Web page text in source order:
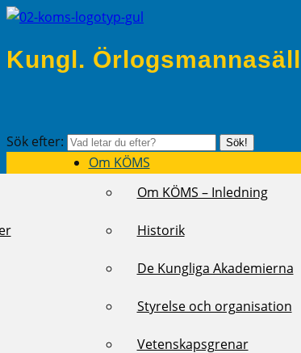
Kungl.
Sök efter: Sök!
Om KÖMS
Om KÖMS – Inledning
Historik
De Kungliga Akademierna
Styrelse och organisation
Vetenskapsgrenar